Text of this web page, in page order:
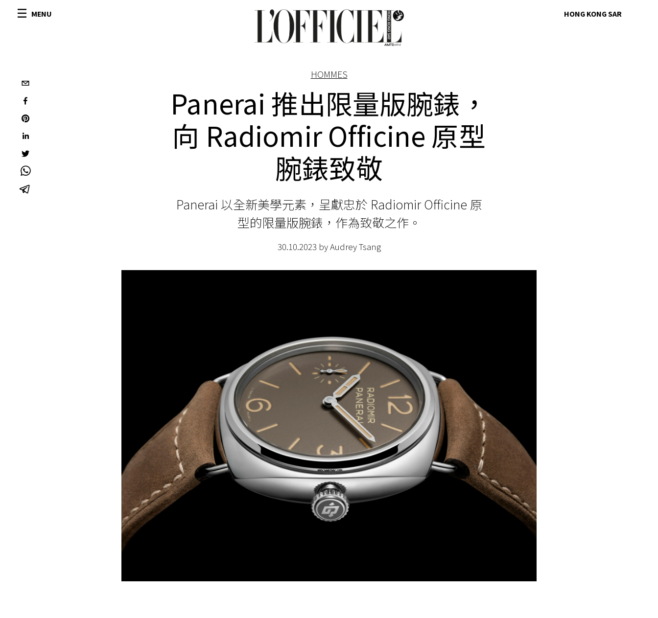
MENU HONG KONG SAR
HOMMES
Panerai 推出限量版腕錶，
向 Radiomir Officine 原型
腕錶致敬
Panerai 以全新美學元素，呈獻忠於 Radiomir Officine 原
型的限量版腕錶，作為致敬之作。
30.10.2023 by Audrey Tsang